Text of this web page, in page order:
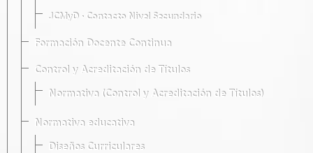
JCMyD · Contacto Nivel Secundario
Formación Docente Continua
Control y Acreditación de Títulos
Normativa (Control y Acreditación de Títulos)
Normativa educativa
Diseños Curriculares